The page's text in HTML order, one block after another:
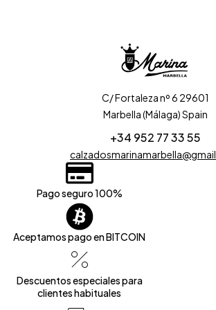
C/ Fortaleza nº 6 29601
Marbella (Málaga) Spain
+34 952 77 33 55
Pago seguro 100%
Aceptamos pago en BITCOIN
Descuentos especiales para
clientes habituales